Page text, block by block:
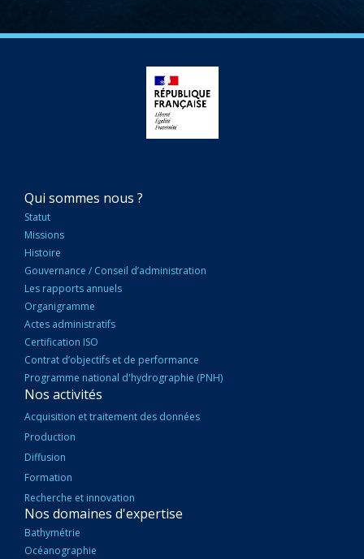
NAVIGATION
PRINCIPALE
Qui sommes nous ?
Statut
Missions
Histoire
Gouvernance / Conseil d’administration
Les rapports annuels
Organigramme
Actes administratifs
Certification ISO
Contrat d’objectifs et de performance
Programme national d'hydrographie (PNH)
Nos activités
Acquisition et traitement des données
Production
Diffusion
Formation
Recherche et innovation
Nos domaines d'expertise
Bathymétrie
Océanographie